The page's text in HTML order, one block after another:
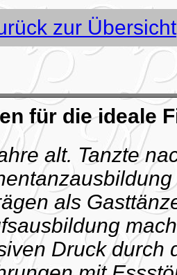
zur Übersicht
für die ideale
alt. Tanzte
als
Druck durch